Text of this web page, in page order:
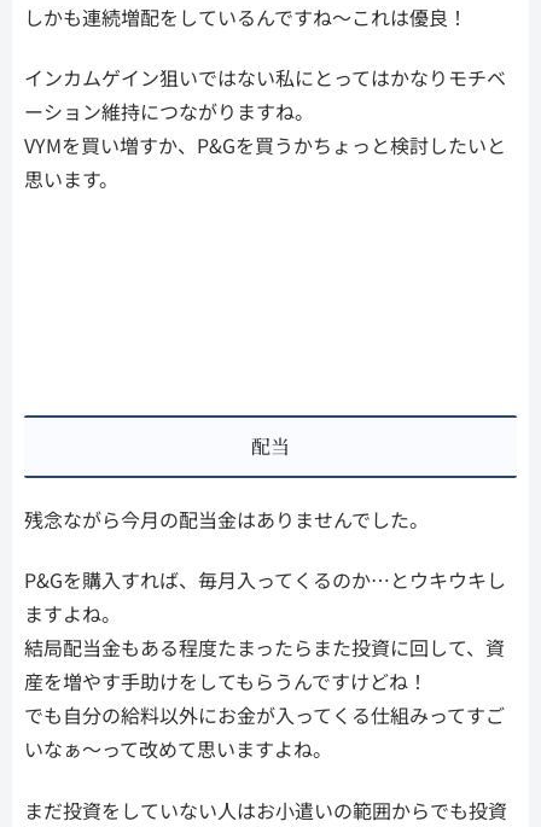
しかも連続増配をしているんですね～これは優良！
インカムゲイン狙いではない私にとってはかなりモチベ
ーション維持につながりますね。
VYMを買い増すか、P&Gを買うかちょっと検討したいと
思います。
配当
残念ながら今月の配当金はありませんでした。
P&Gを購入すれば、毎月入ってくるのか…とウキウキし
ますよね。
結局配当金もある程度たまったらまた投資に回して、資
産を増やす手助けをしてもらうんですけどね！
でも自分の給料以外にお金が入ってくる仕組みってすご
いなぁ～って改めて思いますよね。
まだ投資をしていない人はお小遣いの範囲からでも投資